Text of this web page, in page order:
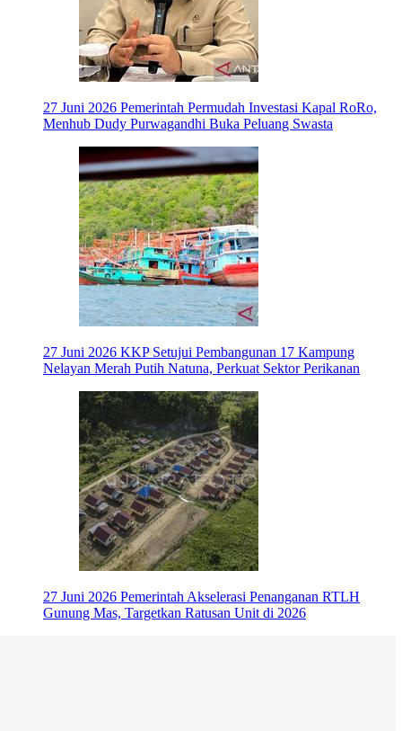
27 Juni 2026 Pemerintah Permudah Investasi Kapal RoRo,
Menhub Dudy Purwagandhi Buka Peluang Swasta
27 Juni 2026 KKP Setujui Pembangunan 17 Kampung
Nelayan Merah Putih Natuna, Perkuat Sektor Perikanan
27 Juni 2026 Pemerintah Akselerasi Penanganan RTLH
Gunung Mas, Targetkan Ratusan Unit di 2026